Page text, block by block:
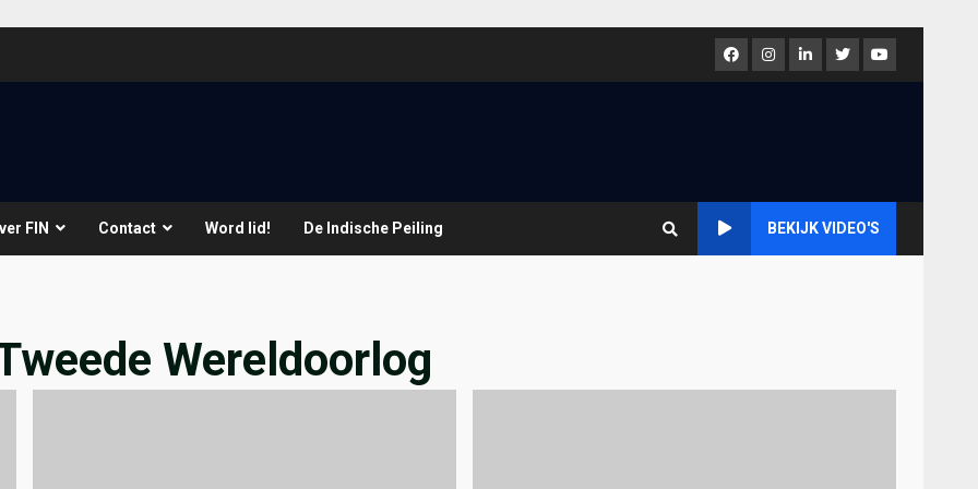
FacebookInstagram
LinkedInTwitterYoutube
FIN Contact Word lid! De Indische Peiling BEKIJK VIDEO'S
Wereldoorlog